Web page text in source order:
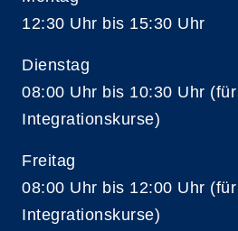
12:30 Uhr bis 15:30 Uhr
Dienstag
08:00 Uhr bis 10:30 Uhr
Integrationskurse)
Freitag
08:00 Uhr bis 12:00 Uhr
Integrationskurse)